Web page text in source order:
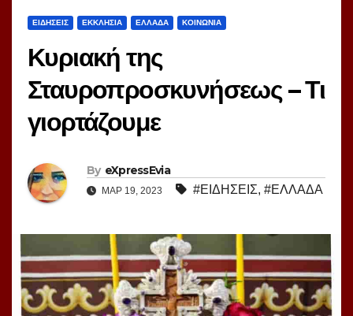
ΕΙΔΗΣΕΙΣ ΕΚΚΛΗΣΙΑ ΕΛΛΑΔΑ ΚΟΙΝΩΝΙΑ
Κυριακή της
Σταυροπροσκυνήσεως – Τι
γιορτάζουμε
By eXpressEvia
ΜΑΡ 19, 2023 #ΕΙΔΗΣΕΙΣ, #ΕΛΛΑΔΑ